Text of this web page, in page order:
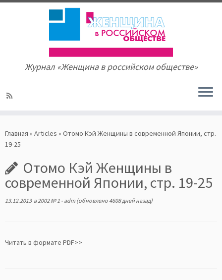
to
content
Журнал «Женщина в российском обществе»
Главная » Articles » Отомо Кэй Женщины в современной Японии, стр.
19-25
Отомо Кэй Женщины в
современной Японии, стр. 19-25
13.12.2013в2002 № 1 - adm (обновлено 4608 дней назад)
Читать в формате PDF>>